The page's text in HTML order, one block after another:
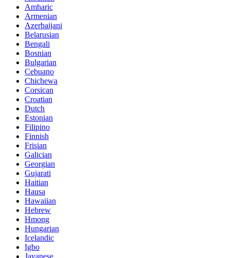
Amharic
Armenian
Azerbaijani
Belarusian
Bengali
Bosnian
Bulgarian
Cebuano
Chichewa
Corsican
Croatian
Dutch
Estonian
Filipino
Finnish
Frisian
Galician
Georgian
Gujarati
Haitian
Hausa
Hawaiian
Hebrew
Hmong
Hungarian
Icelandic
Igbo
Javanese